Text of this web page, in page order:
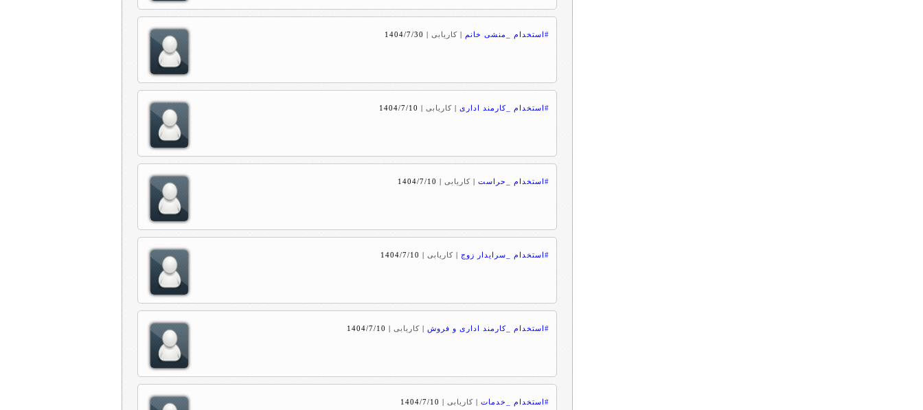
#استخدام _منشی خانم | کاریابی|
1404/7/30
#استخدام _کارمند اداری | کاریابی|
1404/7/10
#استخدام _حراست | کاریابی|
1404/7/10
#استخدام _سرایدار زوج | کاریابی|
1404/7/10
#استخدام _کارمند اداری و فروش | کاریابی|
1404/7/10
#استخدام _خدمات | کاریابی|
1404/7/10